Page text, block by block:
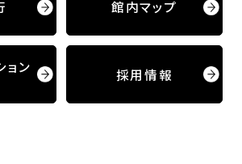
館内マップ
ョン
採用情報